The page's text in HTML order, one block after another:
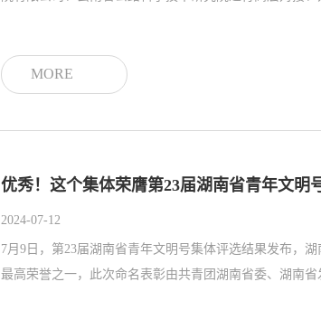
MORE
优秀！这个集体荣膺第23届湖南省青年文明
2024-07-12
7月9日，第23届湖南省青年文明号集体评选结果发布，
最高荣誉之一，此次命名表彰由共青团湖南省委、湖南